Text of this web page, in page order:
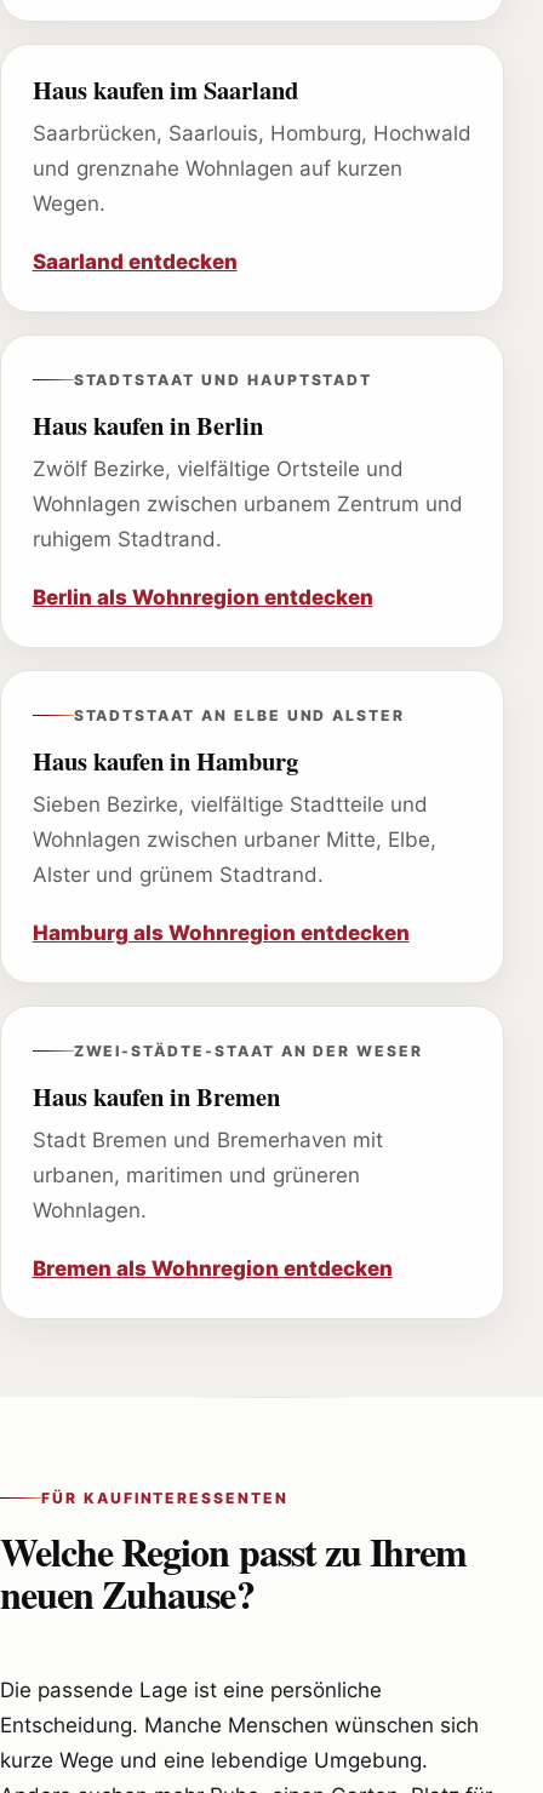
Haus kaufen im Saarland
Saarbrücken, Saarlouis, Homburg, Hochwald
und grenznahe Wohnlagen auf kurzen
Wegen.
Saarland entdecken
STADTSTAAT UND HAUPTSTADT
Haus kaufen in Berlin
Zwölf Bezirke, vielfältige Ortsteile und
Wohnlagen zwischen urbanem Zentrum und
ruhigem Stadtrand.
Berlin als Wohnregion entdecken
STADTSTAAT AN ELBE UND ALSTER
Haus kaufen in Hamburg
Sieben Bezirke, vielfältige Stadtteile und
Wohnlagen zwischen urbaner Mitte, Elbe,
Alster und grünem Stadtrand.
Hamburg als Wohnregion entdecken
ZWEI-STÄDTE-STAAT AN DER WESER
Haus kaufen in Bremen
Stadt Bremen und Bremerhaven mit
urbanen, maritimen und grüneren
Wohnlagen.
Bremen als Wohnregion entdecken
FÜR KAUFINTERESSENTEN
Welche Region passt zu Ihrem
neuen Zuhause?
Die passende Lage ist eine persönliche
Entscheidung. Manche Menschen wünschen sich
kurze Wege und eine lebendige Umgebung.